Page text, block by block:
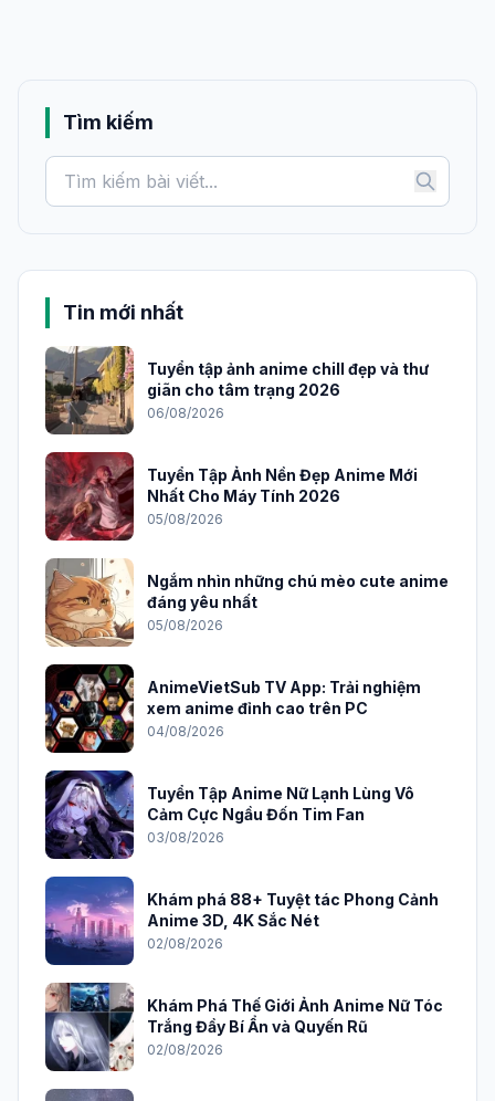
Tìm kiếm
Tin mới nhất
Tuyển tập ảnh anime chill đẹp và thư
giãn cho tâm trạng 2026
06/08/2026
Tuyển Tập Ảnh Nền Đẹp Anime Mới
Nhất Cho Máy Tính 2026
05/08/2026
Ngắm nhìn những chú mèo cute anime
đáng yêu nhất
05/08/2026
AnimeVietSub TV App: Trải nghiệm
xem anime đỉnh cao trên PC
04/08/2026
Tuyển Tập Anime Nữ Lạnh Lùng Vô
Cảm Cực Ngầu Đốn Tim Fan
03/08/2026
Khám phá 88+ Tuyệt tác Phong Cảnh
Anime 3D, 4K Sắc Nét
02/08/2026
Khám Phá Thế Giới Ảnh Anime Nữ Tóc
Trắng Đầy Bí Ẩn và Quyến Rũ
02/08/2026